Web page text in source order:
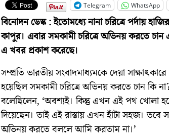
Telegram
WhatsApp
বিনোদন ডেস্ক : ইতোমধ্যে নানা চরিত্রে পর্দায়
কাপুর। এবার সমকামী চরিত্রে অভিনয় করতে চান
এ খবর প্রকাশ করেছে।
সম্প্রতি ভারতীয় সংবাদমাধ্যমকে দেয়া
হয়েছিল সমকামী চরিত্রে অভিনয় করতে চান কি
বলেছিলেন, ‘অবশ্যই। কিন্তু এখন এই পথ খোলা
দিয়েছেন। তাই এই রাস্তায় এখন হাঁটা সহজ।
অভিনয় করতে বললে আমি করতাম না।’